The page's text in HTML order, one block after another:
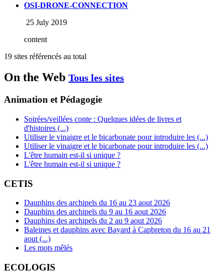
OSI-DRONE-CONNECTION
25 July 2019
content
19 sites référencés au total
On the Web Tous les sites
Animation et Pédagogie
Soirées/veillées conte : Quelques idées de livres et
d'histoires (...)
Utiliser le vinaigre et le bicarbonate pour introduire les (...)
Utiliser le vinaigre et le bicarbonate pour introduire les (...)
L'être humain est-il si unique ?
L'être humain est-il si unique ?
CETIS
Dauphins des archipels du 16 au 23 aout 2026
Dauphins des archipels du 9 au 16 aout 2026
Dauphins des archipels du 2 au 9 aout 2026
Baleines et dauphins avec Bayard à Capbreton du 16 au 21
aout (...)
Les mots mêlés
ECOLOGIS